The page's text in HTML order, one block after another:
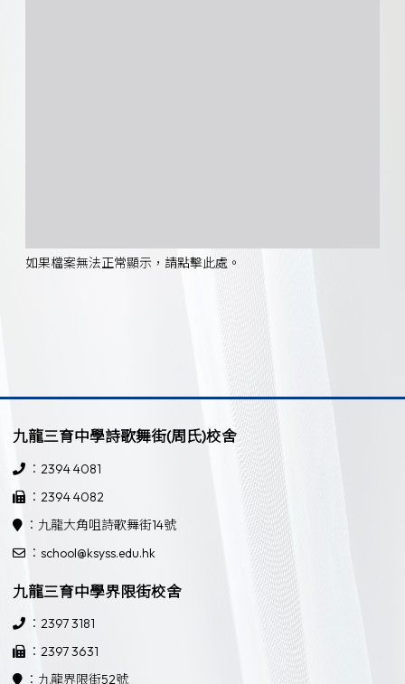
如果檔案無法正常顯示，請點擊此處。
九龍三育中學詩歌舞街(周氏)校舍
：2394 4081
：2394 4082
：九龍大角咀詩歌舞街14號
：school@ksyss.edu.hk
九龍三育中學界限街校舍
：2397 3181
：2397 3631
：九龍界限街52號